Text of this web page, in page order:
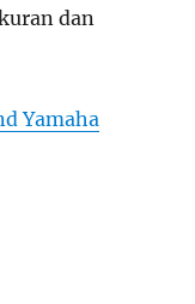
dan
Yamaha